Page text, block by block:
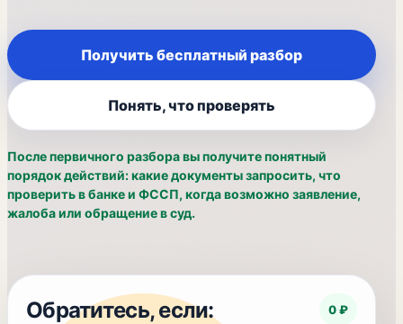
Получить бесплатный разбор
Понять, что проверять
После первичного разбора вы получите понятный
порядок действий: какие документы запросить, что
проверить в банке и ФССП, когда возможно заявление,
жалоба или обращение в суд.
Обратитесь, если: 0 ₽